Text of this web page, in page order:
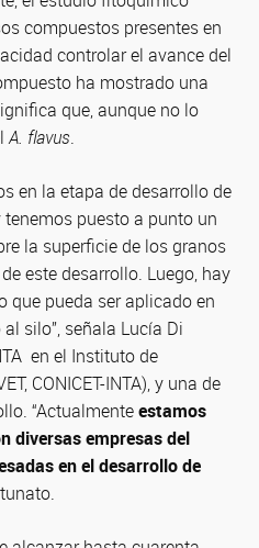
compuestos presentes en
controlar el avance del
ha mostrado una
que, aunque no lo
A. flavus.
en la etapa de desarrollo de
puesto a punto un
la superficie de los granos
este desarrollo. Luego, hay
que pueda ser aplicado en
silo”, señala Lucía Di
en el Instituto de
CONICET-INTA), y una de
“Actualmenteestamos
diversas empresas del
en el desarrollo de